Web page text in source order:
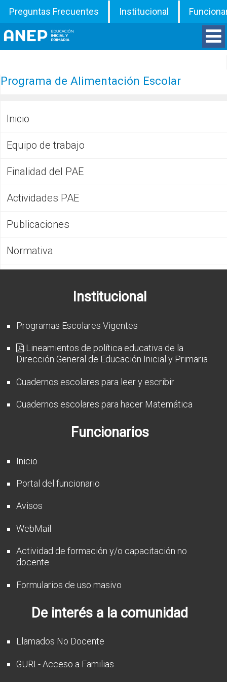
Preguntas Frecuentes Institucional
Inspecciones
Programas
ATD
Documentos
CFP
Programa de Alimentación Escolar
Inicio
Equipo de trabajo
Finalidad del PAE
Actividades PAE
Publicaciones
Normativa
Institucional
Programas Escolares Vigentes
Lineamientos de política educativa de la
Dirección General de Educación Inicial y Primaria
Cuadernos escolares para leer y escribir
Cuadernos escolares para hacer Matemática
Funcionarios
Inicio
Portal del funcionario
Avisos
WebMail
Actividad de formación y/o capacitación no
docente
Formularios de uso masivo
De interés a la comunidad
Llamados No Docente
GURI - Acceso a Familias